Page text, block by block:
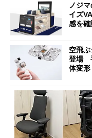
ノジ
イズ
感を
空飛
登場
体変形